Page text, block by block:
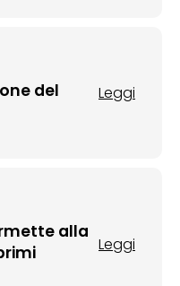
del
Leggi
alla
Leggi